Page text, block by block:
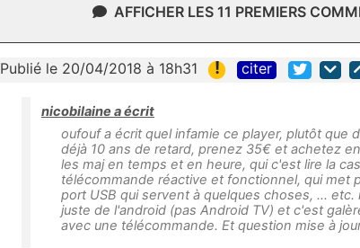
AFFICHER LES 11 PREMIERS
Publié le 20/04/2018 à 18h31 ! citer
nicobilaine a écrit
oufouf a écrit quel infamie ce player, plutôt que
déjà 10 ans de retard, prenez 35€ et achetez
les maj en temps et en heure, qui c'est lire la
télécommande réactive et fonctionnel, qui met
port USB qui servent à quelques choses, …
juste de l'android (pas Android TV) et c'est
avec une télécommande. Et question mise à